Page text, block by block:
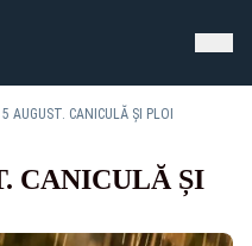
AUGUST. CANICULĂ ȘI PLOI
CANICULĂ ȘI